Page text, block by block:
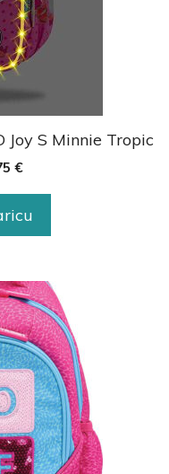
Joy S Minnie Tropic
€